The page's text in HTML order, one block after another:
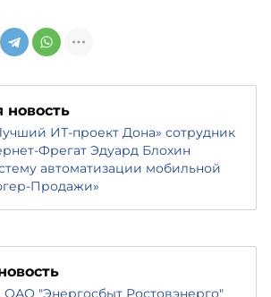
ИТ-проект Дона» сотрудник
Фрегат Эдуард Блохин
автоматизации мобильной
Продажи»
"Энергосбыт Ростовэнерго"